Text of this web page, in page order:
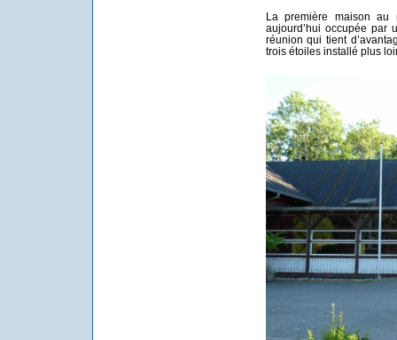
La première maison
aujourd’hui occupée par
réunion qui tient
trois étoiles installé plus